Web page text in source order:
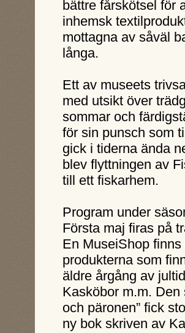
bättre fårskötsel för
inhemsk
mottagna av såväl
långa.
Ett av museets
med utsikt över
sommar och
för sin punsch som
gick i tiderna ända
blev flyttningen av
till ett fiskarhem.
Program under
Första maj firas på
En MuseiShop
produkterna som
äldre årgång av
Kasköbor m.m. Den
och päronen” fick
ny bok skriven av